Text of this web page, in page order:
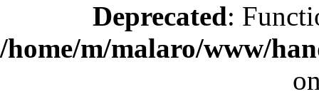
Deprecated:
/home/m/malaro/www/